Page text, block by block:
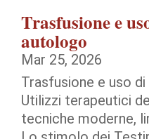
Trasfusione e
autologo
Mar 25, 2026
Trasfusione e uso
Utilizzi terapeutici
tecniche moderne,